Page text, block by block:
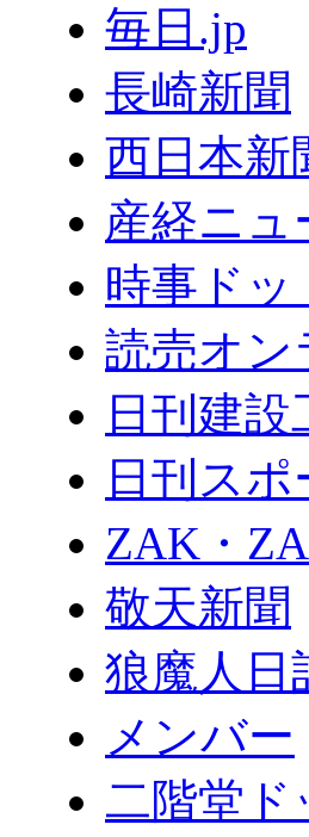
毎日.jp
長崎新聞
西日本新
産経ニュ
時事ドッ
読売オン
日刊建設
日刊スポ
ZAK・
敬天新聞
狼魔人日
メンバー
二階堂ド